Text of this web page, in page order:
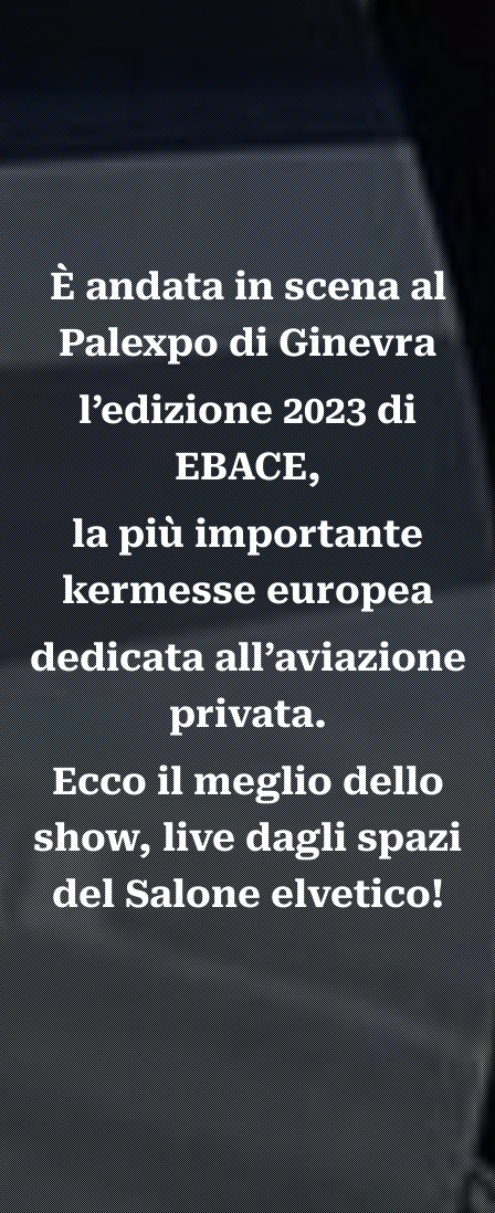
È andata in scena al
Palexpo di Ginevra
l’edizione 2023 di
EBACE,
la più importante
kermesse europea
dedicata all’aviazione
privata.
Ecco il meglio dello
show,live dagli spazi
del Salone elvetico!